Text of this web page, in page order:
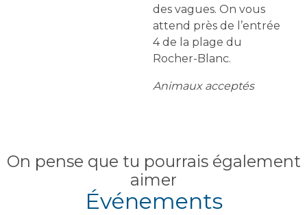
des vagues. On vous
attend près de l’entrée
4 de la plage du
Rocher-Blanc.
Animaux acceptés
On pense que tu pourrais également
aimer
Événements